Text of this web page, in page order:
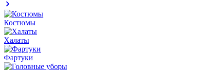
Костюмы
Халаты
Фартуки